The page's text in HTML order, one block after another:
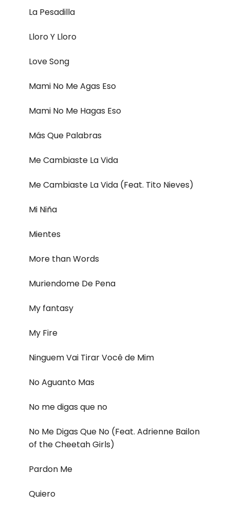
La Pesadilla
Lloro Y Lloro
Love Song
Mami No Me Agas Eso
Mami No Me Hagas Eso
Más Que Palabras
Me Cambiaste La Vida
Me Cambiaste La Vida (Feat. Tito Nieves)
Mi Niña
Mientes
More than Words
Muriendome De Pena
My fantasy
My Fire
Ninguem Vai Tirar Você de Mim
No Aguanto Mas
No me digas que no
No Me Digas Que No (Feat. Adrienne Bailon
of the Cheetah Girls)
Pardon Me
Quiero